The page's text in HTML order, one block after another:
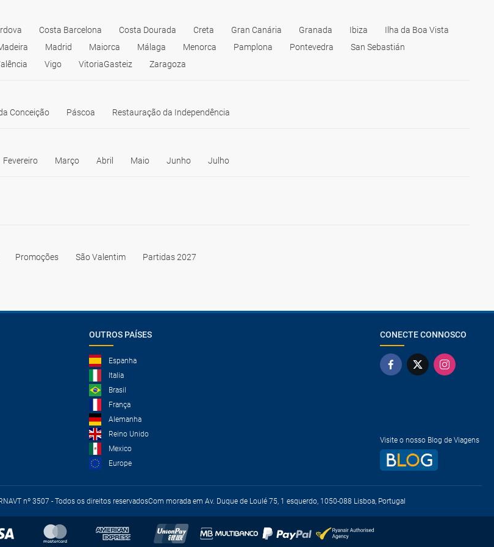
0034 928 783 799</li>
Lucía: 0034 928 125 260</li>
0034 828 013 312</li>
Costa Barcelona Costa Dourada Creta Gran Canária Granada Ibiza
Ilha da Boa Vista
Madrid Maiorca Málaga Menorca Pamplona Pontevedra
San Sebastián
Vigo VitoriaGasteiz Zaragoza
Conceição Páscoa Restauração da Independência
Fevereiro Março Abril Maio Junho Julho
Promoções São Valentim Partidas 2027
OUTROS PAÍSES
Espanha
Italia
Brasil
França
Alemanha
Reino Unido
Mexico
Europe
CONECTE CONNOSCO
Visite o nosso Blog de Viagens
nº 3507 - Todos os direitos reservadosCom morada em Av. Duque de Loulé 75, 1 esquerdo, 1050-088 Lisboa, Portugal